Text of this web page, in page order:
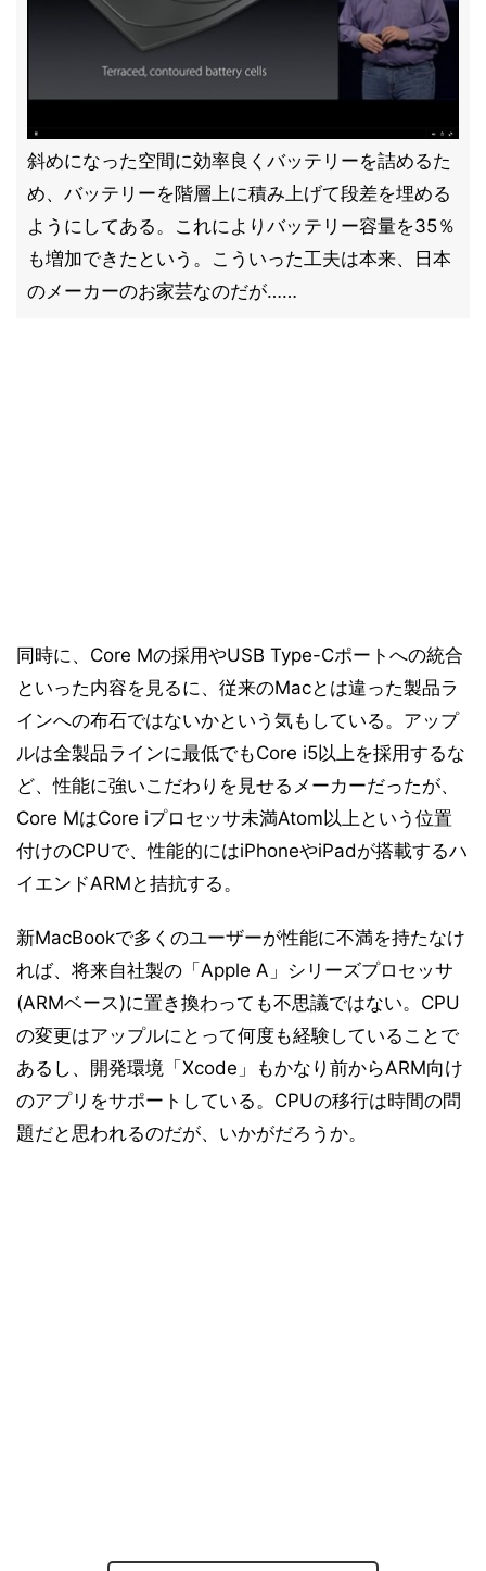
斜めになった空間に効率良くバッテリーを詰めるた
め、バッテリーを階層上に積み上げて段差を埋める
ようにしてある。これによりバッテリー容量を35％
も増加できたという。こういった工夫は本来、日本
のメーカーのお家芸なのだが……
同時に、Core Mの採用やUSB Type-Cポートへの統合
といった内容を見るに、従来のMacとは違った製品ラ
インへの布石ではないかという気もしている。アップ
ルは全製品ラインに最低でもCore i5以上を採用するな
ど、性能に強いこだわりを見せるメーカーだったが、
Core MはCore iプロセッサ未満Atom以上という位置
付けのCPUで、性能的にはiPhoneやiPadが搭載するハ
イエンドARMと拮抗する。
新MacBookで多くのユーザーが性能に不満を持たなけ
れば、将来自社製の「Apple A」シリーズプロセッサ
(ARMベース)に置き換わっても不思議ではない。CPU
の変更はアップルにとって何度も経験していることで
あるし、開発環境「Xcode」もかなり前からARM向け
のアプリをサポートしている。CPUの移行は時間の問
題だと思われるのだが、いかがだろうか。